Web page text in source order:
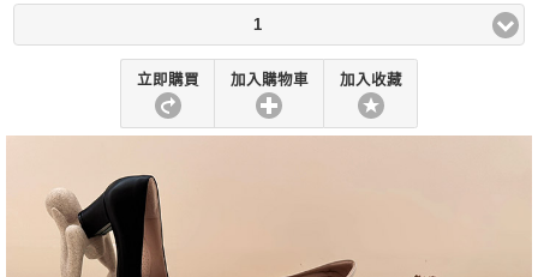
1
立即購買 加入購物車 加入收藏